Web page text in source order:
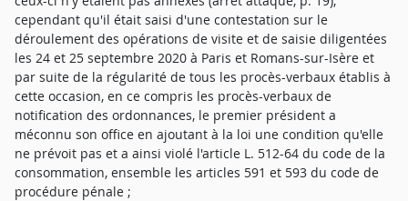
cependant qu'il était saisi d'une contestation sur le
déroulement des opérations de visite et de saisie diligentées
les 24 et 25 septembre 2020 à Paris et Romans-sur-Isère et
par suite de la régularité de tous les procès-verbaux établis à
cette occasion, en ce compris les procès-verbaux de
notification des ordonnances, le premier président a
méconnu son office en ajoutant à la loi une condition qu'elle
ne prévoit pas et a ainsi violé l'article L. 512-64 du code de la
consommation, ensemble les articles 591 et 593 du code de
procédure pénale ;